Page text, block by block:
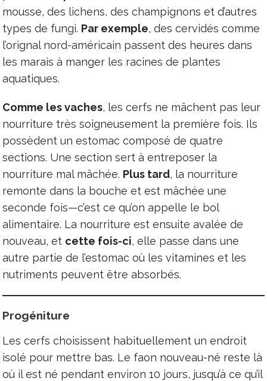
mousse, des lichens, des champignons et d’autres
types de fungi. Par exemple, des cervidés comme
l’orignal nord-américain passent des heures dans
les marais à manger les racines de plantes
aquatiques.
Comme les vaches, les cerfs ne mâchent pas leur
nourriture très soigneusement la première fois. Ils
possèdent un estomac composé de quatre
sections. Une section sert à entreposer la
nourriture mal mâchée. Plus tard, la nourriture
remonte dans la bouche et est mâchée une
seconde fois—c’est ce qu’on appelle le bol
alimentaire. La nourriture est ensuite avalée de
nouveau, et cette fois-ci, elle passe dans une
autre partie de l’estomac où les vitamines et les
nutriments peuvent être absorbés.
Progéniture
Les cerfs choisissent habituellement un endroit
isolé pour mettre bas. Le faon nouveau-né reste là
où il est né pendant environ 10 jours, jusqu’à ce qu’il